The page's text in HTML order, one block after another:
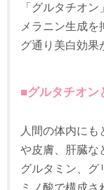
「グルタチオ
メラニン生成
グ通り美白効果
■グルタチオン
人間の体内に
や皮膚、肝臓な
グルタミン、グ
ミノ酸で構成